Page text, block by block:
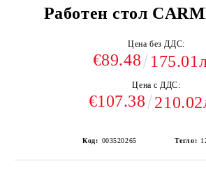
Работен стол
Цена без ДДС:
€89.48
Цена с ДДС:
€107.38
Код: 003520265 Тегло: